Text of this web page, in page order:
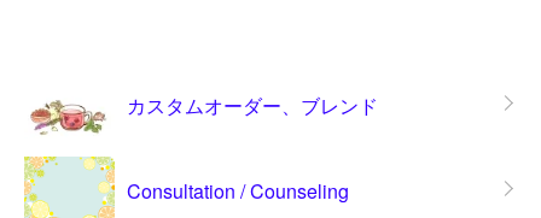
カスタムオーダー、ブレンド
Consultation / Counseling